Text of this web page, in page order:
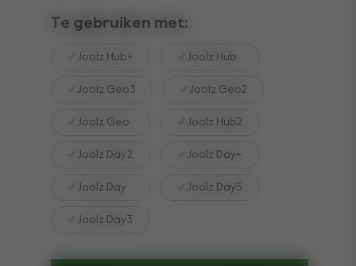
Te gebruiken met:
Joolz Hub+ Joolz Hub
Joolz Geo3 Joolz Geo2
Joolz Geo Joolz Hub2
Joolz Day2 Joolz Day+
Joolz Day Joolz Day5
Joolz Day3